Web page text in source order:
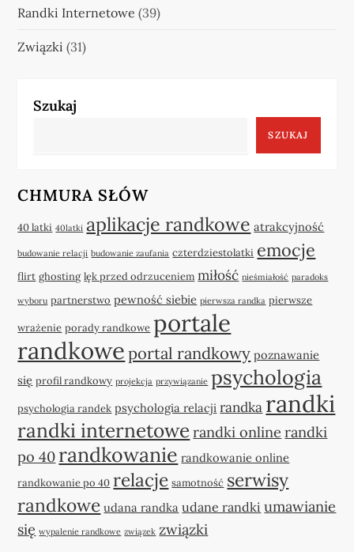
Randki Internetowe (39)
Związki (31)
Szukaj
SZUKAJ
CHMURA SŁÓW
40 latki 40latki aplikacje randkowe atrakcyjność
budowanie relacji budowanie zaufania czterdziestolatki emocje
flirt ghosting lęk przed odrzuceniem miłość nieśmiałość paradoks
wyboru partnerstwo pewność siebie pierwsza randka pierwsze
wrażenie porady randkowe portale
randkowe portal randkowy poznawanie
się profil randkowy projekcja przywiązanie psychologia
psychologia randek psychologia relacji randka randki
randki internetowe randki online randki
po 40 randkowanie randkowanie online
randkowanie po 40 relacje samotność serwisy
randkowe udana randka udane randki umawianie
się wypalenie randkowe związek związki